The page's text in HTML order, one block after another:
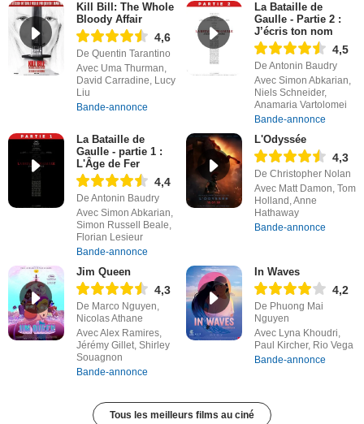
Kill Bill: The Whole
Bloody Affair
4,6
De Quentin Tarantino
Avec Uma Thurman,
David Carradine, Lucy
Liu
Bande-annonce
La Bataille de
Gaulle - Partie 2 :
J’écris ton nom
4,5
De Antonin Baudry
Avec Simon Abkarian,
Niels Schneider,
Anamaria Vartolomei
Bande-annonce
La Bataille de
Gaulle - partie 1 :
L'Âge de Fer
4,4
De Antonin Baudry
Avec Simon Abkarian,
Simon Russell Beale,
Florian Lesieur
Bande-annonce
L'Odyssée
4,3
De Christopher Nolan
Avec Matt Damon, Tom
Holland, Anne
Hathaway
Bande-annonce
Jim Queen
4,3
De Marco Nguyen,
Nicolas Athane
Avec Alex Ramires,
Jérémy Gillet, Shirley
Souagnon
Bande-annonce
In Waves
4,2
De Phuong Mai
Nguyen
Avec Lyna Khoudri,
Paul Kircher, Rio Vega
Bande-annonce
Tous les meilleurs films au ciné